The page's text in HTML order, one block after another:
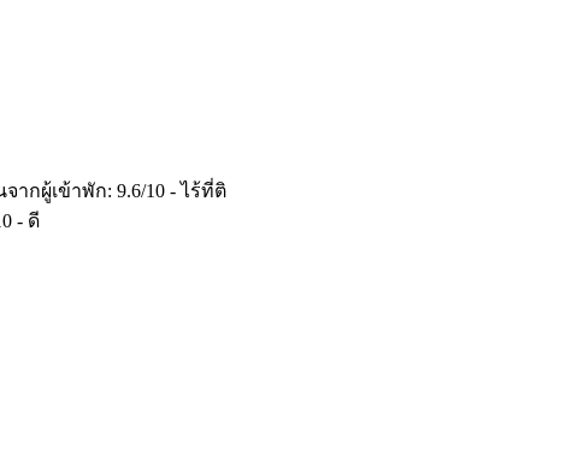
กผู้เข้าพัก: 9.6/10 - ไร้ที่ติ
- ดี